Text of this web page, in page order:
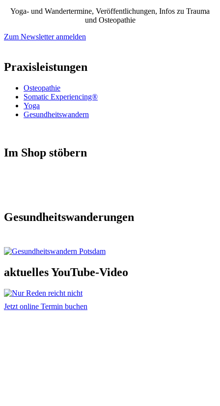
Yoga- und Wandertermine, Veröffentlichungen, Infos zu Trauma
und Osteopathie
Zum Newsletter anmelden
Praxisleistungen
Osteopathie
Somatic Experiencing®
Yoga
Gesundheitswandern
Im Shop stöbern
Gesundheitswanderungen
aktuelles YouTube-Video
Jetzt online Termin buchen